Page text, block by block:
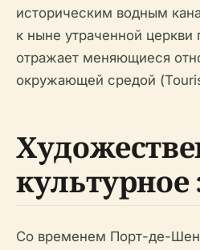
историческим водным
к ныне утраченной церкви
отражает меняющиеся
окружающей средой
культурное
Со временем Порт-де-